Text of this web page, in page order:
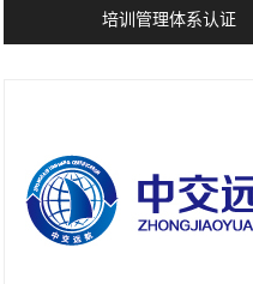
培训管理体系认证